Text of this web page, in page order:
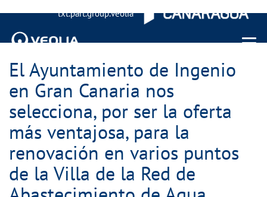
txt.part.group.veolia
Menu
El Ayuntamiento de Ingenio
en Gran Canaria nos
selecciona, por ser la oferta
más ventajosa, para la
renovación en varios puntos
de la Villa de la Red de